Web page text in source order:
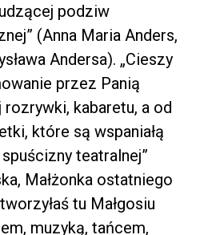
podziw
(Anna Maria Anders,
Andersa). „Cieszy
przez Panią
rozrywki, kabaretu, a od
które są wspaniałą
teatralnej”
Małżonka ostatniego
tu Małgosiu
muzyką, tańcem,